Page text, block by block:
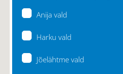
Anija vald
Harku vald
Jõelähtme vald